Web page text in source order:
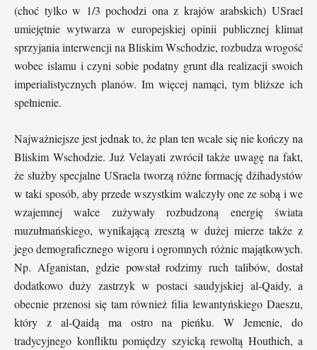
(choć tylko w 1/3 pochodzi ona z krajów arabskich) USrael
umiejętnie wytwarza w europejskiej opinii publicznej klimat
sprzyjania interwencji na Bliskim Wschodzie, rozbudza wrogość
wobec islamu i czyni sobie podatny grunt dla realizacji swoich
imperialistycznych planów. Im więcej namąci, tym bliższe ich
spełnienie.
Najważniejsze jest jednak to, że plan ten wcale się nie kończy na
Bliskim Wschodzie. Już Velayati zwrócił także uwagę na fakt,
że służby specjalne USraela tworzą różne formację dżihadystów
w taki sposób, aby przede wszystkim walczyły one ze sobą i we
wzajemnej walce zużywały rozbudzoną energię świata
muzułmańskiego, wynikającą zresztą w dużej mierze także z
jego demograficznego wigoru i ogromnych różnic majątkowych.
Np. Afganistan, gdzie powstał rodzimy ruch talibów, dostał
dodatkowo duży zastrzyk w postaci saudyjskiej al-Qaidy, a
obecnie przenosi się tam również filia lewantyńskiego Daeszu,
który z al-Qaidą ma ostro na pieńku. W Jemenie, do
tradycyjnego konfliktu pomiędzy szyicką rewoltą Houthich, a